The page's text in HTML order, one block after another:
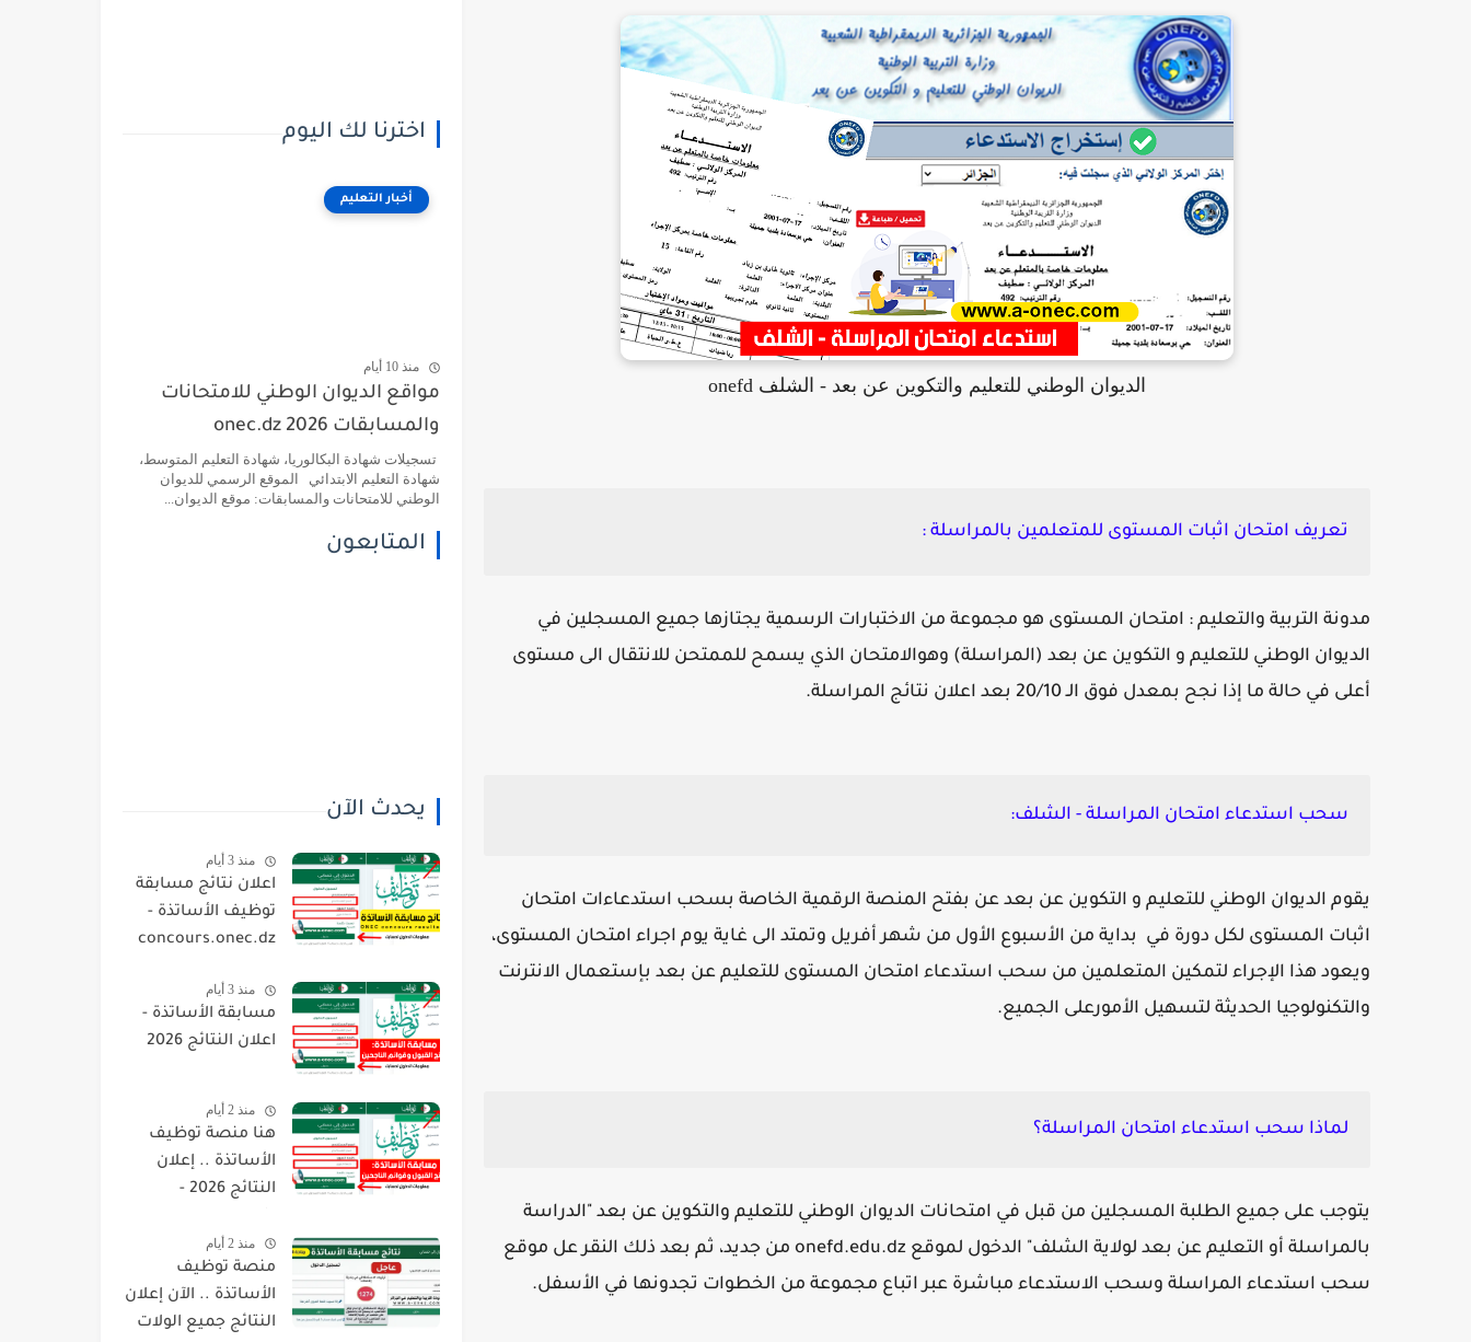
الديوان الوطني للتعليم والتكوين عن بعد - الشلف onefd
تعريف امتحان اثبات المستوى للمتعلمين بالمراسلة :
مدونة التربية والتعليم : امتحان المستوى هو مجموعة من الاختبارات الرسمية يجتازها جميع المسجلين في
الديوان الوطني للتعليم و التكوين عن بعد (المراسلة) وهوالامتحان الذي يسمح للممتحن للانتقال الى مستوى
أعلى في حالة ما إذا نجح بمعدل فوق الـ 20/10 بعد اعلان نتائج المراسلة.
سحب استدعاء امتحان المراسلة - الشلف:
يقوم الديوان الوطني للتعليم و التكوين عن بعد عن بفتح المنصة الرقمية الخاصة بسحب استدعاءات امتحان
اثبات المستوى لكل دورة في بداية من الأسبوع الأول من شهر أفريل وتمتد الى غاية يوم اجراء امتحان المستوى،
ويعود هذا الإجراء لتمكين المتعلمين من سحب استدعاء امتحان المستوى للتعليم عن بعد بإستعمال الانترنت
والتكنولوجيا الحديثة لتسهيل الأمورعلى الجميع.
لماذا سحب استدعاء امتحان المراسلة؟
يتوجب على جميع الطلبة المسجلين من قبل في امتحانات الديوان الوطني للتعليم والتكوين عن بعد "الدراسة
بالمراسلة أو التعليم عن بعد لولاية الشلف"
الدخول لموقع onefd.edu.dz من جديد، ثم بعد ذلك النقر عل موقع
سحب استدعاء المراسلة وسحب الاستدعاء مباشرة عبر اتباع مجموعة من الخطوات تجدونها في الأسفل.
اخترنا لك اليوم
أخبار التعليم
منذ 10 أيام
مواقع الديوان الوطني للامتحانات
والمسابقات 2026 onec.dz
تسجيلات شهادة البكالوريا، شهادة التعليم المتوسط،
شهادة التعليم الابتدائي الموقع الرسمي للديوان
الوطني للامتحانات والمسابقات: موقع الديوان...
المتابعون
يحدث الآن
منذ 3 أيام
اعلان نتائج مسابقة
توظيف الأساتذة -
concours.onec.dz
منذ 3 أيام
مسابقة الأساتذة -
اعلان النتائج 2026
منذ 2 أيام
هنا منصة توظيف
الأساتذة .. إعلان
النتائج 2026 -
منذ 2 أيام
منصة توظيف
الأساتذة .. الآن إعلان
النتائج جميع الولات